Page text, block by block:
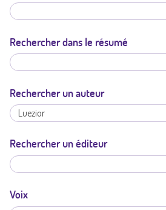
Rechercher dans le résumé
Rechercher un auteur
Rechercher un éditeur
Voix